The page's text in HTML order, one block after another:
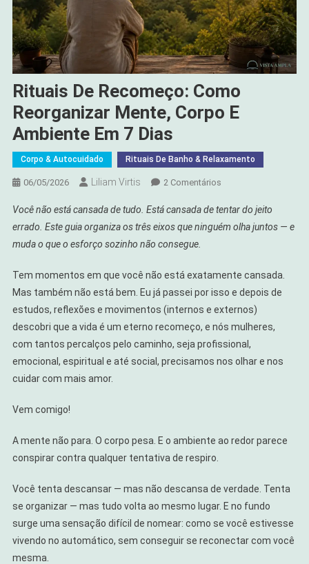
Rituais De Recomeço: Como
Reorganizar Mente, Corpo E
Ambiente Em 7 Dias
Corpo & Autocuidado Rituais De Banho & Relaxamento
06/05/2026 Liliam Virtis 2 ComentáriosEm
De
Recomeço:
Mente,
Corpo
E
Ambiente
Em
Você não está cansada de tudo. Está cansada de tentar do jeito
errado. Este guia organiza os três eixos que ninguém olha juntos — e
muda o que o esforço sozinho não consegue.
Tem momentos em que você não está exatamente cansada.
Mas também não está bem. Eu já passei por isso e depois de
estudos, reflexões e movimentos (internos e externos)
descobri que a vida é um eterno recomeço, e nós mulheres,
com tantos percalços pelo caminho, seja profissional,
emocional, espiritual e até social, precisamos nos olhar e nos
cuidar com mais amor.
Vem comigo!
A mente não para. O corpo pesa. E o ambiente ao redor parece
conspirar contra qualquer tentativa de respiro.
Você tenta descansar — mas não descansa de verdade. Tenta
se organizar — mas tudo volta ao mesmo lugar. E no fundo
surge uma sensação difícil de nomear: como se você estivesse
vivendo no automático, sem conseguir se reconectar com você
mesma.